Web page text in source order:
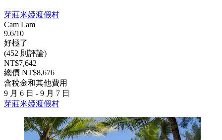
芽莊米婭渡假村
Cam Lam
9.6/10
好極了
(452 則評論)
NT$7,642
總價 NT$8,676
含稅金和其他費用
9 月 6 日 - 9 月 7 日
芽莊米婭渡假村